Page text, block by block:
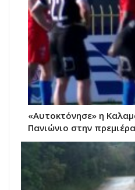
«Αυτοκτόνησε» η
Πανιώνιο στην